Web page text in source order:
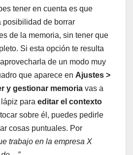
tener en cuenta es que
posibilidad de borrar
de la memoria, sin tener que
Si esta opción te resulta
de un modo muy
que aparece en Ajustes >
y gestionar memoria vas a
para editar el contexto
sobre él, puedes pedirle
cosas puntuales. Por
trabajo en la empresa X